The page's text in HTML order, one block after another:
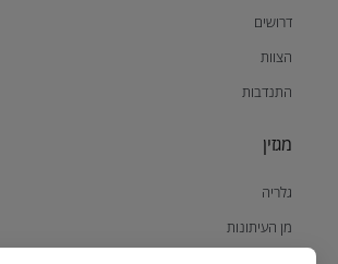
דרושים
הצוות
התנדבות
מגזין
גלריה
מן העיתונות